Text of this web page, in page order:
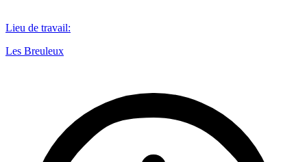
Lieu de travail:
Les Breuleux